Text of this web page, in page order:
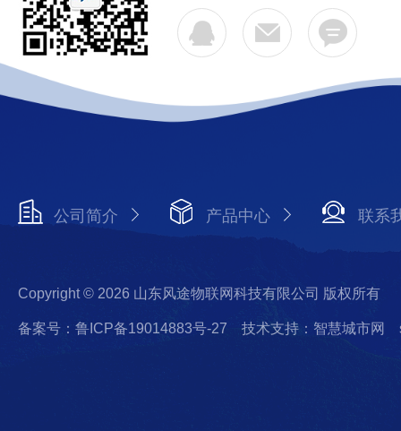
公司简介 产品中心 联系
Copyright © 2026 山东风途物联网科技有限公司 版权所有
备案号：鲁ICP备19014883号-27 技术支持：智慧城市网